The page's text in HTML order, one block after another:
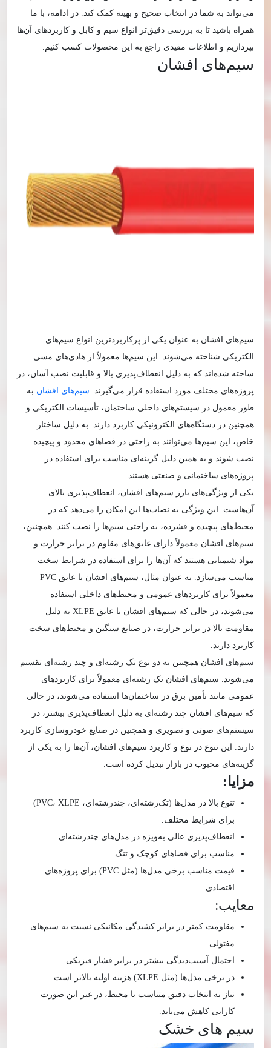
می‌تواند به شما در انتخاب صحیح و بهینه کمک کند. در ادامه، با ما
همراه باشید تا به بررسی دقیق‌تر انواع سیم و کابل و کاربردهای آن‌ها
بپردازیم و اطلاعات مفیدی راجع به این محصولات کسب کنیم.
سیم‌های افشان
سیم‌های افشان به عنوان یکی از پرکاربردترین انواع سیم‌های
الکتریکی شناخته می‌شوند. این سیم‌ها معمولاً از هادی‌های مسی
ساخته شده‌اند که به دلیل انعطاف‌پذیری بالا و قابلیت نصب آسان، در
پروژه‌های مختلف مورد استفاده قرار می‌گیرند. سیم‌های افشان به
طور معمول در سیستم‌های داخلی ساختمان، تأسیسات الکتریکی و
همچنین در دستگاه‌های الکترونیکی کاربرد دارند. به دلیل ساختار
خاص، این سیم‌ها می‌توانند به راحتی در فضاهای محدود و پیچیده
نصب شوند و به همین دلیل گزینه‌ای مناسب برای استفاده در
پروژه‌های ساختمانی و صنعتی هستند.
یکی از ویژگی‌های بارز سیم‌های افشان، انعطاف‌پذیری بالای
آن‌هاست. این ویژگی به نصاب‌ها این امکان را می‌دهد که در
محیط‌های پیچیده و فشرده، به راحتی سیم‌ها را نصب کنند. همچنین،
سیم‌های افشان معمولاً دارای عایق‌های مقاوم در برابر حرارت و
مواد شیمیایی هستند که آن‌ها را برای استفاده در شرایط سخت
مناسب می‌سازد. به عنوان مثال، سیم‌های افشان با عایق PVC
معمولاً برای کاربردهای عمومی و محیط‌های داخلی استفاده
می‌شوند، در حالی که سیم‌های افشان با عایق XLPE به دلیل
مقاومت بالا در برابر حرارت، در صنایع سنگین و محیط‌های سخت
کاربرد دارند.
سیم‌های افشان همچنین به دو نوع تک رشته‌ای و چند رشته‌ای تقسیم
می‌شوند. سیم‌های افشان تک رشته‌ای معمولاً برای کاربردهای
عمومی مانند تأمین برق در ساختمان‌ها استفاده می‌شوند، در حالی
که سیم‌های افشان چند رشته‌ای به دلیل انعطاف‌پذیری بیشتر، در
سیستم‌های صوتی و تصویری و همچنین در صنایع خودروسازی کاربرد
دارند. این تنوع در نوع و کاربرد سیم‌های افشان، آن‌ها را به یکی از
گزینه‌های محبوب در بازار تبدیل کرده است.
مزایا:
تنوع بالا در مدل‌ها (تک‌رشته‌ای، چندرشته‌ای، PVC، XLPE)
برای شرایط مختلف.
انعطاف‌پذیری عالی به‌ویژه در مدل‌های چندرشته‌ای.
مناسب برای فضاهای کوچک و تنگ.
قیمت مناسب برخی مدل‌ها (مثل PVC) برای پروژه‌های
اقتصادی.
معایب:
مقاومت کمتر در برابر کشیدگی مکانیکی نسبت به سیم‌های
مفتولی.
احتمال آسیب‌دیدگی بیشتر در برابر فشار فیزیکی.
در برخی مدل‌ها (مثل XLPE) هزینه اولیه بالاتر است.
نیاز به انتخاب دقیق متناسب با محیط، در غیر این صورت
کارایی کاهش می‌یابد.
سیم‌ های خشک